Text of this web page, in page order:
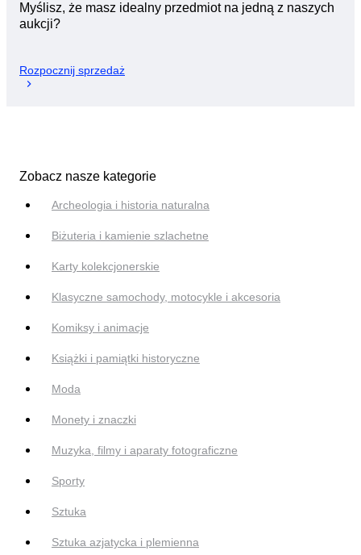
Myślisz, że masz idealny przedmiot na jedną z naszych
aukcji?
Rozpocznij sprzedaż
Zobacz nasze kategorie
Archeologia i historia naturalna
Biżuteria i kamienie szlachetne
Karty kolekcjonerskie
Klasyczne samochody, motocykle i akcesoria
Komiksy i animacje
Książki i pamiątki historyczne
Moda
Monety i znaczki
Muzyka, filmy i aparaty fotograficzne
Sporty
Sztuka
Sztuka azjatycka i plemienna